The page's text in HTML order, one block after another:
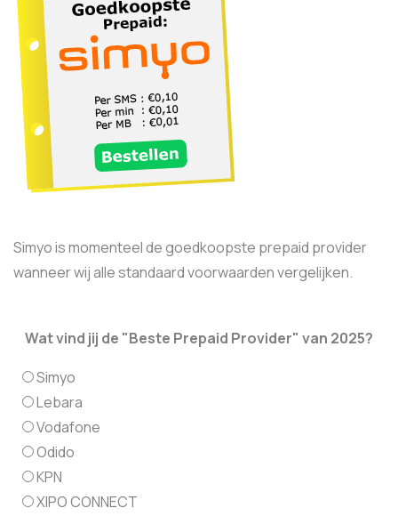
Simyo is momenteel de goedkoopste prepaid provider
wanneer wij alle standaard voorwaarden vergelijken.
Wat vind jij de "Beste Prepaid Provider" van 2025?
Simyo
Lebara
Vodafone
Odido
KPN
XIPO CONNECT